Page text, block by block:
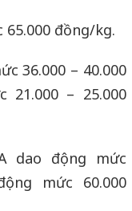
đồng/kg.
36.000 – 40.000
– 25.000
dao động mức
mức 60.000